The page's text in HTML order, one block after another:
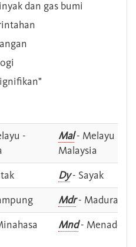
dan gas bumi
-
Mal- Melayu -
Malaysia
Dy- Sayak
Mdr- Madura
Mnd- Menado